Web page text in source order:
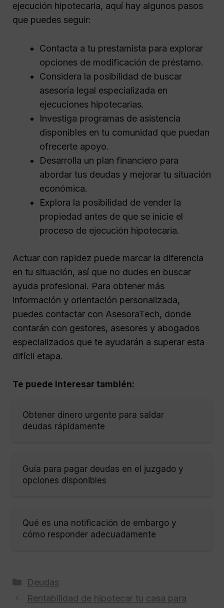
ejecución hipotecaria, aquí hay algunos pasos
que puedes seguir:
Contacta a tu prestamista para explorar
opciones de modificación de préstamo.
Considera la posibilidad de buscar
asesoría legal especializada en
ejecuciones hipotecarias.
Investiga programas de asistencia
disponibles en tu comunidad que puedan
ofrecerte apoyo.
Desarrolla un plan financiero para
abordar tus deudas y mejorar tu situación
económica.
Explora la posibilidad de vender la
propiedad antes de que se inicie el
proceso de ejecución hipotecaria.
Actuar con rapidez puede marcar la diferencia
en tu situación, así que no dudes en buscar
ayuda profesional. Para obtener más
información y orientación personalizada,
puedes contactar con AsesoraTech, donde
contarán con gestores, asesores y abogados
especializados que te ayudarán a superar esta
difícil etapa.
Te puede interesar también:
Obtener dinero urgente para saldar
deudas rápidamente
Guía para pagar deudas en el juzgado y
opciones disponibles
Qué es una notificación de embargo y
cómo responder adecuadamente
Categorías
Deudas
Rentabilidad de hipotecar tu casa para